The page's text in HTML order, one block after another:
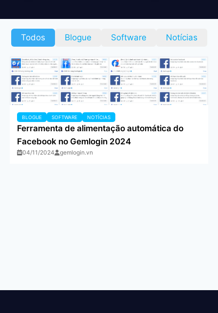
Todos Blogue Software Notícias
BLOGUE SOFTWARE NOTÍCIAS
Ferramenta de alimentação automática do
Facebook no Gemlogin 2024
04/11/2024 gemlogin.vn